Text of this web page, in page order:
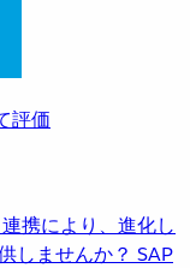
評価
携により、進化し
しませんか？ SAP